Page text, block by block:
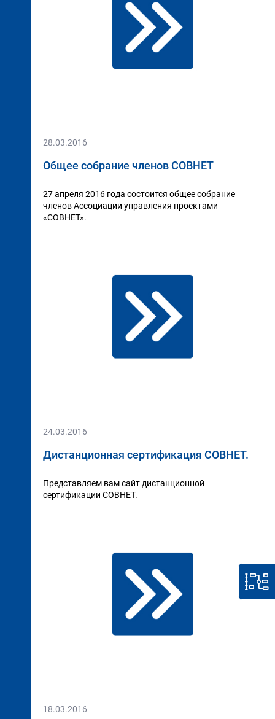
28.03.2016
Общее собрание членов СОВНЕТ
27 апреля 2016 года состоится общее собрание
членов Ассоциации управления проектами
«СОВНЕТ».
24.03.2016
Дистанционная сертификация СОВНЕТ.
Представляем вам сайт дистанционной
сертификации СОВНЕТ.
18.03.2016